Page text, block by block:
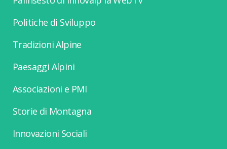
Politiche di Sviluppo
Tradizioni Alpine
Paesaggi Alpini
Associazioni e PMI
Storie di Montagna
Innovazioni Sociali